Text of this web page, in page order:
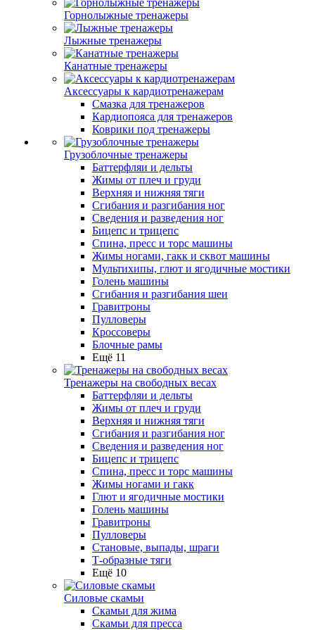
Горнолыжные тренажеры
Лыжные тренажеры
Канатные тренажеры
Аксессуары к кардиотренажерам
Смазка для тренажеров
Кардиопояса для тренажеров
Коврики под тренажеры
Грузоблочные тренажеры
Баттерфляи и дельты
Жимы от плеч и груди
Верхняя и нижняя тяги
Сгибания и разгибания ног
Сведения и разведения ног
Бицепс и трицепс
Спина, пресс и торс машины
Жимы ногами, гакк и сквот машины
Мультихипы, глют и ягодичные мостики
Голень машины
Сгибания и разгибания шеи
Гравитроны
Пулловеры
Кроссоверы
Блочные рамы
Ещё 11
Тренажеры на свободных весах
Баттерфляи и дельты
Жимы от плеч и груди
Верхняя и нижняя тяги
Сгибания и разгибания ног
Сведения и разведения ног
Бицепс и трицепс
Спина, пресс и торс машины
Жимы ногами и гакк
Глют и ягодичные мостики
Голень машины
Гравитроны
Пулловеры
Становые, выпады, шраги
Т-образные тяги
Ещё 10
Силовые скамьи
Скамьи для жима
Скамьи для пресса